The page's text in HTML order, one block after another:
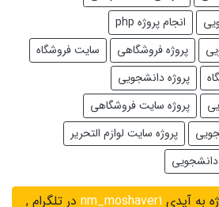
انجام پروژه php
پروژه فروشگاهی
سایت فروشگاه
پروژه دانشجویی
پروژه سایت فروشگاهی
پروژه سایت لوازم التحریر
به آیدی nm_moshaver1 در تلگرام ,